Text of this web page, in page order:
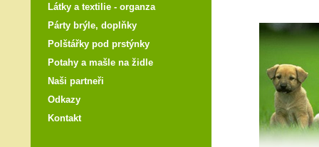
Látky a textilie - organza
Párty brýle, doplňky
Polštářky pod prstýnky
Potahy a mašle na židle
Naši partneři
Odkazy
Kontakt